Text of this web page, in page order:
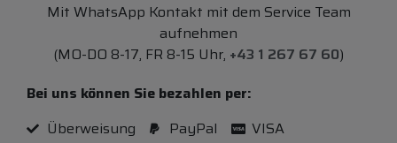
Mit WhatsApp Kontakt mit dem Service Team
aufnehmen
(MO-DO 8-17, FR 8-15 Uhr, +43 1 267 67 60)
Bei uns können Sie bezahlen per:
Überweisung
PayPal
VISA